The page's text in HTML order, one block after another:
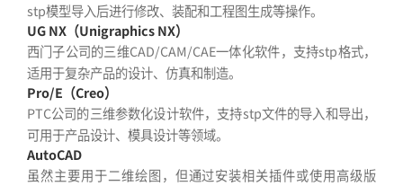
stp模型导入后进行修改、装配和工程图生成等操作。
UG NX（Unigraphics NX）
西门子公司的三维CAD/CAM/CAE一体化软件，支持stp格式，
适用于复杂产品的设计、仿真和制造。
Pro/E（Creo）
PTC公司的三维参数化设计软件，支持stp文件的导入和导出，
可用于产品设计、模具设计等领域。
AutoCAD
虽然主要用于二维绘图，但通过安装相关插件或使用高级版